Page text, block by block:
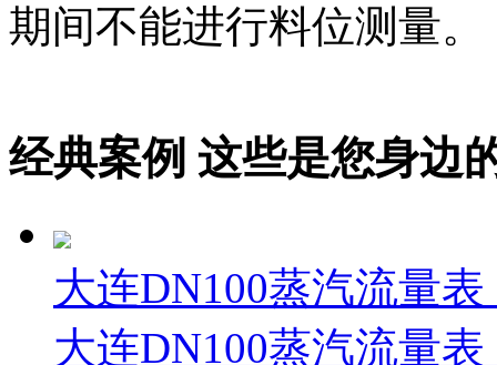
期间不能进行料位测量。
经典案例 这些是您身边
大连DN100蒸汽流量
大连DN100蒸汽流量